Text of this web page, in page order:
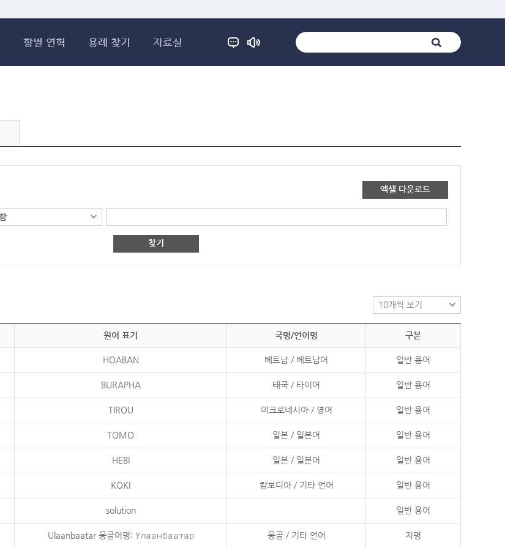
항별 연혁 용례 찾기 자료실
엑셀 다운로드
찾기
원어 표기 국명/언어명 구분
HOABAN 베트남 / 베트남어 일반 용어
BURAPHA 태국 / 타이어 일반 용어
TIROU 미크로네시아 / 영어 일반 용어
TOMO 일본 / 일본어 일반 용어
HEBI 일본 / 일본어 일반 용어
KOKI 캄보디아 / 기타 언어 일반 용어
solution 일반 용어
Ulaanbaatar 몽골어명: Улаанбаатар 몽골 / 기타 언어 지명